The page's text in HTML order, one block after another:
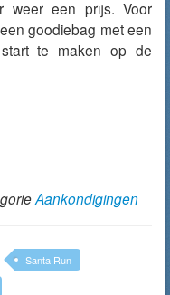
weer een prijs. Voor
goodiebag met een
te maken op de
Aankondigingen
Santa Run